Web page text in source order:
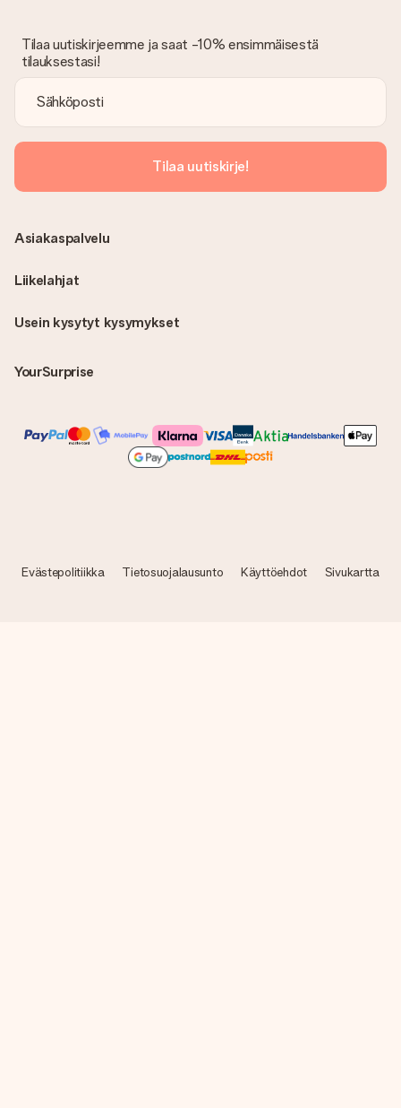
Tilaa uutiskirjeemme ja saat -10% ensimmäisestä
tilauksestasi!
Tilaa uutiskirje!
Usein kysytyt kysymykset
YourSurprise
Asiakaspalvelu
Liikelahjat
Evästepolitiikka Tietosuojalausunto Käyttöehdot Sivukartta